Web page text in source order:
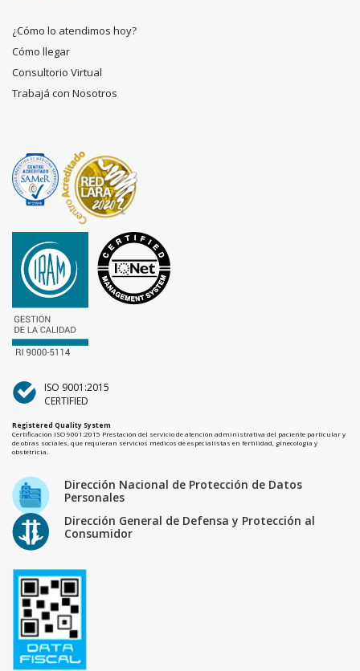
¿Cómo lo atendimos hoy?
Cómo llegar
Consultorio Virtual
Trabajá con Nosotros
ISO 9001:2015
CERTIFIED
Registered Quality System
Certificación ISO 9001:2015 Prestación del servicio de atención administrativa del paciente particular y
de obras sociales, que requieran servicios médicos de especialistas en fertilidad, ginecología y
obstetricia.
Dirección Nacional de Protección de Datos
Personales
Dirección General de Defensa y Protección al
Consumidor